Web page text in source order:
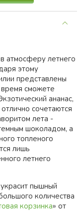
атмосферу летнего
этому
представлены
сможете
ананас,
сочетаются
лета -
шоколадом, а
топленого
лишь
летнего
пышный
количества
корзинка» от